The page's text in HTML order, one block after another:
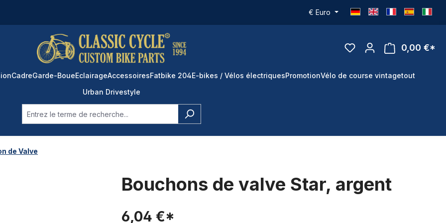
€ Euro
0,00 €*
CadreGarde-BoueEclairageAccessoiresFatbike 204E-bikes / Vélos électriquesPromotionVélo de course vintagetout
Urban Drivestyle
de Valve
Bouchons de valve Star, argent
6,04 €*